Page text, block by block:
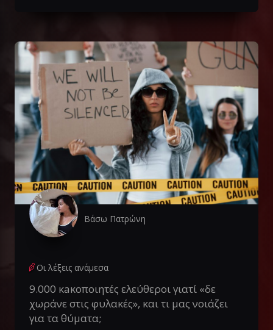
Βάσω Πατρώνη
Οι λέξεις ανάμεσα
9.000 κaκοποιητές ελεύθεροι γιατί «δε
χωράνε στις φυλακές», και τι μας νοιάζει
για τα θύματα;